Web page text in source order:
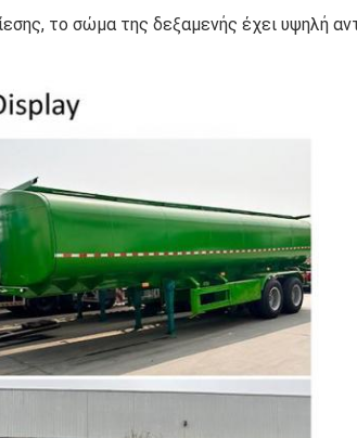
το σώμα της δεξαμενής έχει υψηλή